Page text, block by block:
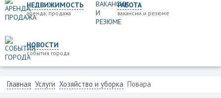
НЕДВИЖИМОСТЬ
аренда, продажа
РАБОТА
вакансии и резюме
НОВОСТИ
события города
Главная Услуги Хозяйство и уборка Повара